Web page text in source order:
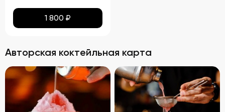
1 800 ₽
Авторская коктейльная карта